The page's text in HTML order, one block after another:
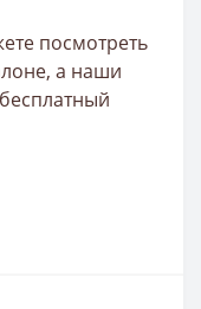
посмотреть
а наши